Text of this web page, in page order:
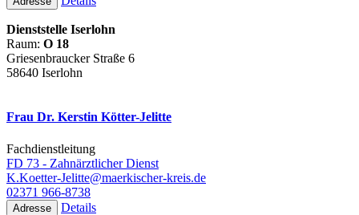
Dienststelle Iserlohn
Raum: O 18
Griesenbraucker Straße 6
58640 Iserlohn
Frau Dr. Kerstin Kötter-Jelitte
Fachdienstleitung
FD 73 - Zahnärztlicher Dienst
K.Koetter-Jelitte@maerkischer-kreis.de
02371 966-8738
Adresse Details